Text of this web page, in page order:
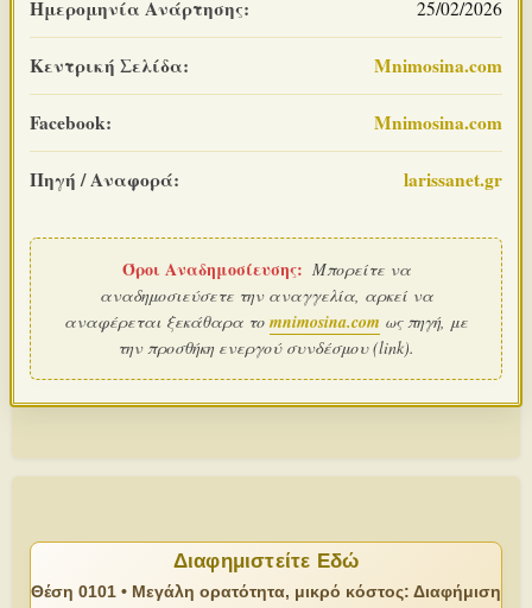
Ημερομηνία Ανάρτησης: 25/02/2026
Κεντρική Σελίδα: Mnimosina.com
Facebook: Mnimosina.com
Πηγή / Αναφορά: larissanet.gr
Όροι Αναδημοσίευσης: Μπορείτε να
αναδημοσιεύσετε την αναγγελία, αρκεί να
αναφέρεται ξεκάθαρα το mnimosina.com ως πηγή, με
την προσθήκη ενεργού συνδέσμου (link).
Διαφημιστείτε Εδώ
Θέση 0101 • Μεγάλη ορατότητα, μικρό κόστος: Διαφήμιση